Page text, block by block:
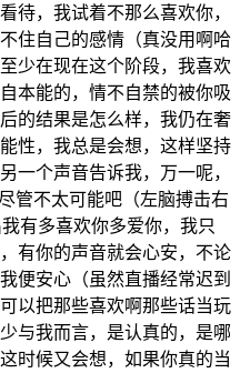
待，我试着不那么喜欢你，
住自己的感情（真没用啊哈
少在现在这个阶段，我喜欢
本能的，情不自禁的被你吸
的结果是怎么样，我仍在奢
性，我总是会想，这样坚持
一个声音告诉我，万一呢，
管不太可能吧（左脑搏击右
有多喜欢你多爱你，我只
有你的声音就会心安，不论
便安心（虽然直播经常迟到
以把那些喜欢啊那些话当玩
与我而言，是认真的，是哪
时候又会想，如果你真的当